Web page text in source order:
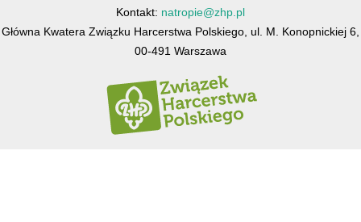
Kontakt: natropie@zhp.pl
Główna Kwatera Związku Harcerstwa Polskiego, ul. M. Konopnickiej 6,
00-491 Warszawa